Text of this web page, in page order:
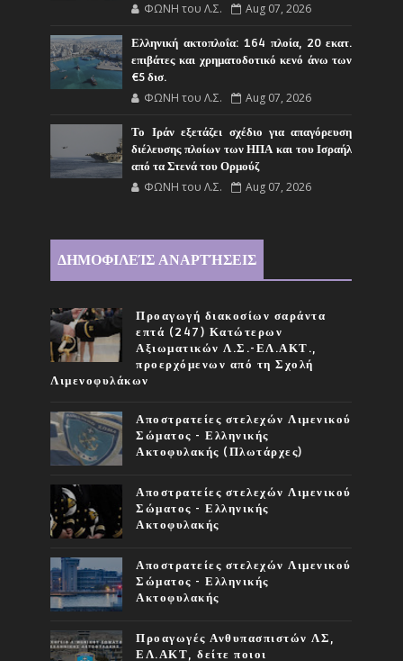
ΦΩΝΗ του Λ.Σ. Aug 07, 2026
Ελληνική ακτοπλοΐα: 164 πλοία, 20 εκατ.
επιβάτες και χρηματοδοτικό κενό άνω των
€5 δισ.
ΦΩΝΗ του Λ.Σ. Aug 07, 2026
Το Ιράν εξετάζει σχέδιο για απαγόρευση
διέλευσης πλοίων των ΗΠΑ και του Ισραήλ
από τα Στενά του Ορμούζ
ΦΩΝΗ του Λ.Σ. Aug 07, 2026
ΔΗΜΟΦΙΛΕΊΣ ΑΝΑΡΤΉΣΕΙΣ
Προαγωγή διακοσίων σαράντα
επτά (247) Κατώτερων
Αξιωματικών Λ.Σ.-ΕΛ.ΑΚΤ.,
προερχόμενων από τη Σχολή
Λιμενοφυλάκων
Αποστρατείες στελεχών Λιμενικού
Σώματος - Ελληνικής
Ακτοφυλακής (Πλωτάρχες)
Αποστρατείες στελεχών Λιμενικού
Σώματος - Ελληνικής
Ακτοφυλακής
Αποστρατείες στελεχών Λιμενικού
Σώματος - Ελληνικής
Ακτοφυλακής
Προαγωγές Ανθυπασπιστών ΛΣ,
ΕΛ.ΑΚΤ, δείτε ποιοι